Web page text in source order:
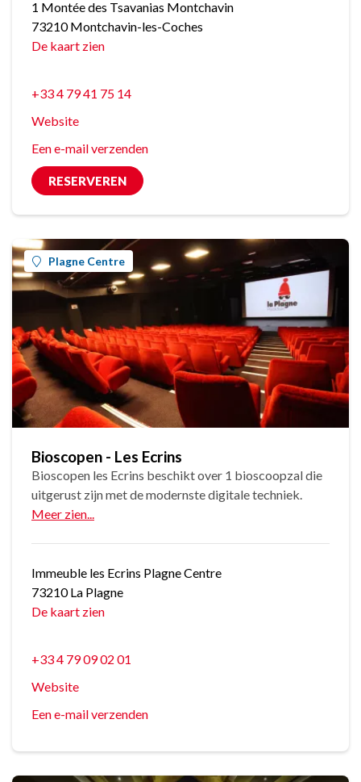
1 Montée des Tsavanias Montchavin
73210 Montchavin-les-Coches
De kaart zien
+33 4 79 41 75 14
Website
Een e-mail verzenden
RESERVEREN
Plagne Centre
Bioscopen - Les Ecrins
Bioscopen les Ecrins beschikt over 1 bioscoopzal die
uitgerust zijn met de modernste digitale techniek.
Meer zien...
Immeuble les Ecrins Plagne Centre
73210 La Plagne
De kaart zien
+33 4 79 09 02 01
Website
Een e-mail verzenden